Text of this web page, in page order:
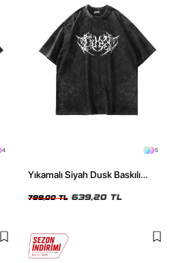
4 5
Yıkamalı Siyah Dusk Baskılı
799,00 TL 639,20 TL